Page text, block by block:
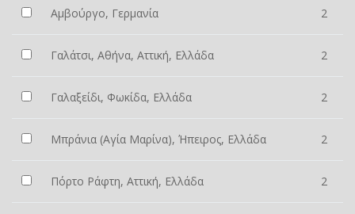
Αμβούργο, Γερμανία 2
Γαλάτσι, Αθήνα, Αττική, Ελλάδα 2
Γαλαξείδι, Φωκίδα, Ελλάδα 2
Μπράνια (Αγία Μαρίνα), Ήπειρος, Ελλάδα 2
Πόρτο Ράφτη, Αττική, Ελλάδα 2